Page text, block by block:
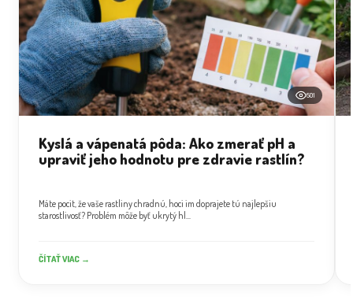
501
Kyslá a vápenatá pôda: Ako zmerať pH a
upraviť jeho hodnotu pre zdravie rastlín?
Máte pocit, že vaše rastliny chradnú, hoci im doprajete tú najlepšiu
starostlivosť? Problém môže byť ukrytý hl...
ČÍTAŤ VIAC →